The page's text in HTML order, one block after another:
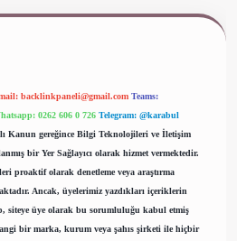
backlinkpaneli@gmail.com Teams:
0262 606 0 726 Telegram: @karabul
Kanun gereğince Bilgi Teknolojileri ve İletişim
bir Yer Sağlayıcı olarak hizmet vermektedir.
proaktif olarak denetleme veya araştırma
Ancak, üyelerimiz yazdıkları içeriklerin
siteye üye olarak bu sorumluluğu kabul etmiş
bir marka, kurum veya şahıs şirketi ile hiçbir